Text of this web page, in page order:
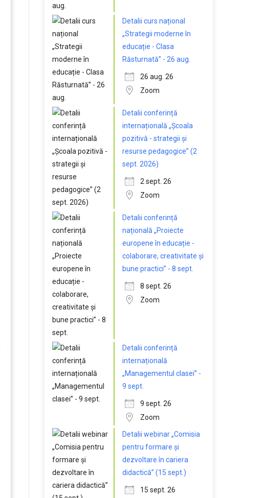
Detalii curs național
„Strategii moderne în
educație - Clasa
Răsturnată” - 26 aug.
26 aug. 26
Zoom
Detalii conferință
internațională „Școala
pozitivă - strategii și
resurse pedagogice” (2
sept. 2026)
2 sept. 26
Zoom
Detalii conferință
națională „Proiecte
europene în educație -
colaborare, creativitate și
bune practici” - 8 sept.
8 sept. 26
Zoom
Detalii conferință
internațională
„Managementul clasei” -
9 sept.
9 sept. 26
Zoom
Detalii webinar „Comisia
pentru formare și
dezvoltare în cariera
didactică” (15 sept.)
15 sept. 26